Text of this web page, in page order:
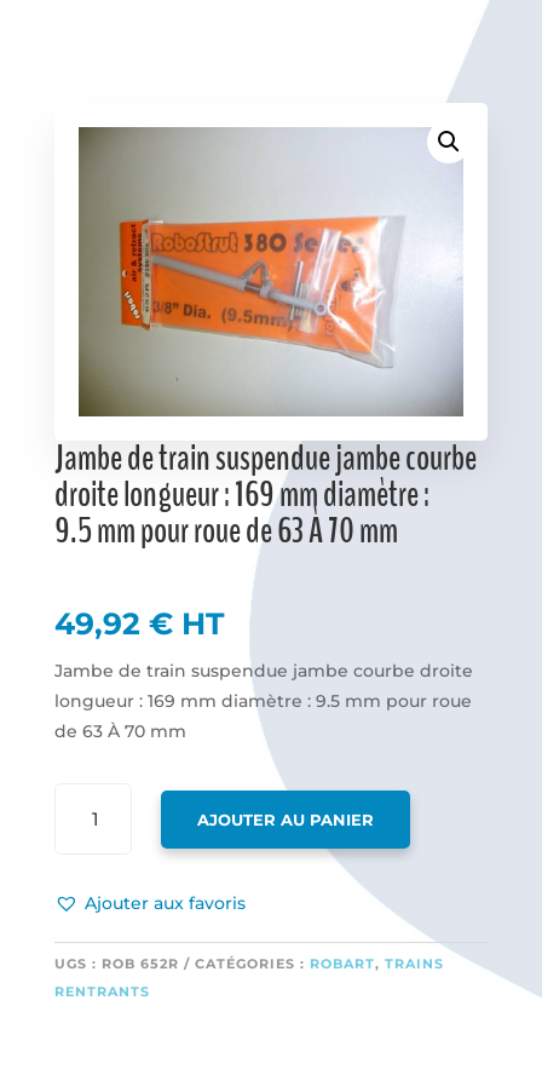
Jambe de train suspendue jambe courbe
droite longueur : 169 mm diamètre :
9.5 mm pour roue de 63 À 70 mm
49,92 € HT
Jambe de train suspendue jambe courbe droite
longueur : 169 mm diamètre : 9.5 mm pour roue
de 63 À 70 mm
TRAIN
JAMBE
COURBE
AJOUTER AU PANIER
Ajouter aux favoris
UGS : ROB 652R CATÉGORIES : ROBART, TRAINS
RENTRANTS